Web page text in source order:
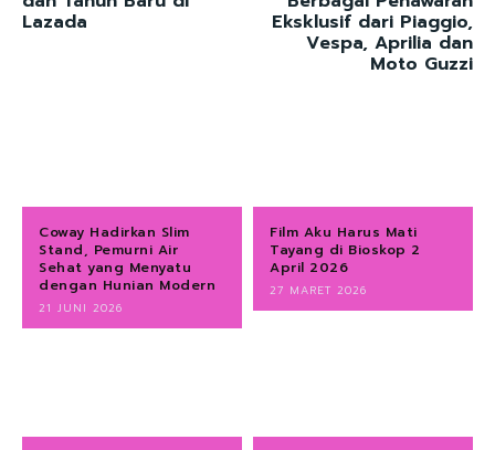
Lazada Eksklusif dari Piaggio,
Vespa, Aprilia dan
Moto Guzzi
Coway Hadirkan Slim
Stand, Pemurni Air
Sehat yang Menyatu
dengan Hunian Modern
21 JUNI 2026
Film Aku Harus Mati
Tayang di Bioskop 2
April 2026
27 MARET 2026